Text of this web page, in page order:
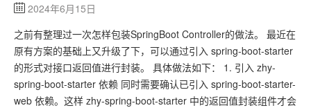
GoLang
工程
Bug
Tricks
2024年6月15日
之前有整理过一次怎样包装SpringBoot Controller的做法。 最近在
原有方案的基础上又升级了下，可以通过引入 spring-boot-starter
的形式对接口返回值进行封装。 具体做法如下： 1. 引入 zhy-
spring-boot-starter 依赖 同时需要确认已引入 spring-boot-starter-
web 依赖。这样 zhy-spring-boot-starter 中的返回值封装组件才会